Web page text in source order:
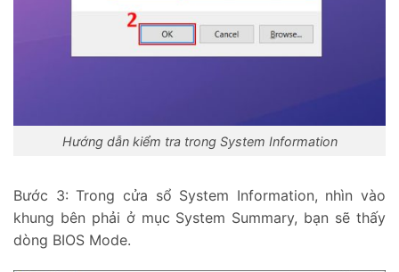
Hướng dẫn kiểm tra trong System Information
Bước 3: Trong cửa sổ System Information, nhìn vào
khung bên phải ở mục System Summary, bạn sẽ thấy
dòng BIOS Mode.